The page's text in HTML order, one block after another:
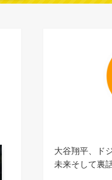
大谷翔平、ド
未来そして裏